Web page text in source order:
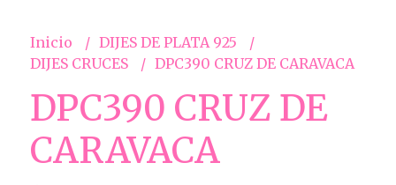
Inicio
DIJES DE PLATA 925
DIJES CRUCES
DPC390 CRUZ DE CARAVACA
DPC390 CRUZ DE
CARAVACA